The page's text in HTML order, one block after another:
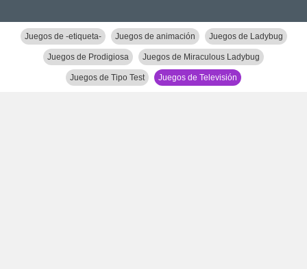
Juegos de -etiqueta- Juegos de animación Juegos de Ladybug
Juegos de Prodigiosa Juegos de Miraculous Ladybug
Juegos de Tipo Test Juegos de Televisión